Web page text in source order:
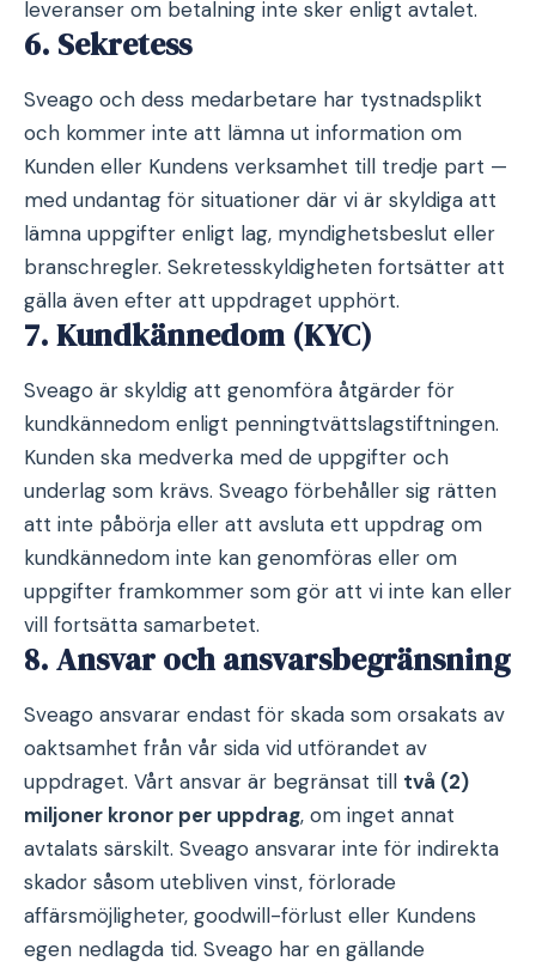
leveranser om betalning inte sker enligt avtalet.
6. Sekretess
Sveago och dess medarbetare har tystnadsplikt
och kommer inte att lämna ut information om
Kunden eller Kundens verksamhet till tredje part —
med undantag för situationer där vi är skyldiga att
lämna uppgifter enligt lag, myndighetsbeslut eller
branschregler. Sekretesskyldigheten fortsätter att
gälla även efter att uppdraget upphört.
7. Kundkännedom (KYC)
Sveago är skyldig att genomföra åtgärder för
kundkännedom enligt penningtvättslagstiftningen.
Kunden ska medverka med de uppgifter och
underlag som krävs. Sveago förbehåller sig rätten
att inte påbörja eller att avsluta ett uppdrag om
kundkännedom inte kan genomföras eller om
uppgifter framkommer som gör att vi inte kan eller
vill fortsätta samarbetet.
8. Ansvar och ansvarsbegränsning
Sveago ansvarar endast för skada som orsakats av
oaktsamhet från vår sida vid utförandet av
uppdraget. Vårt ansvar är begränsat till två (2)
miljoner kronor per uppdrag, om inget annat
avtalats särskilt. Sveago ansvarar inte för indirekta
skador såsom utebliven vinst, förlorade
affärsmöjligheter, goodwill-förlust eller Kundens
egen nedlagda tid. Sveago har en gällande